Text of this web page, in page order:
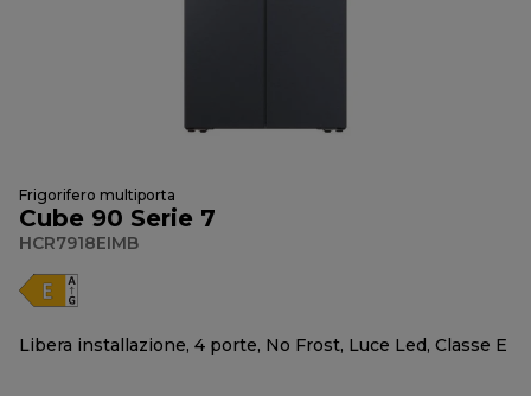
Frigorifero multiporta
Cube 90 Serie 7
HCR7918EIMB
Libera installazione, 4 porte, No Frost, Luce Led, Classe E